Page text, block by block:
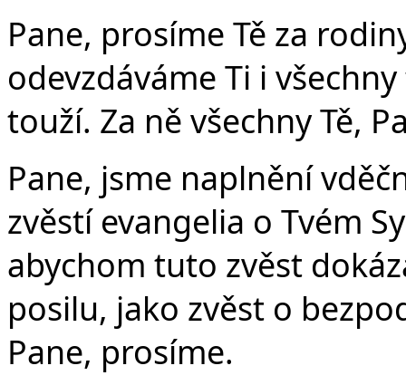
Pane, prosíme Tě za
odevzdáváme Ti i
touží. Za ně všechny Tě,
Pane, jsme naplnění
zvěstí evangelia o Tvém
abychom tuto zvěst
posilu, jako zvěst o
Pane, prosíme.